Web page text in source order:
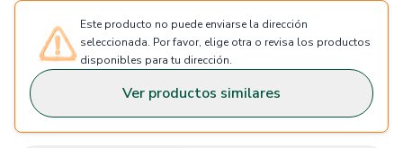
Este producto no puede enviarse la dirección
seleccionada. Por favor, elige otra o revisa los productos
disponibles para tu dirección.
Ver productos similares